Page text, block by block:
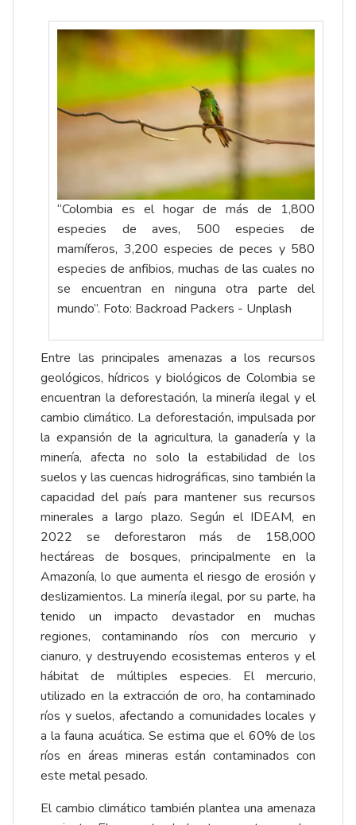
“Colombia es el hogar de más de 1,800
especies de aves, 500 especies de
mamíferos, 3,200 especies de peces y 580
especies de anfibios, muchas de las cuales no
se encuentran en ninguna otra parte del
mundo”. Foto: Backroad Packers - Unplash
Entre las principales amenazas a los recursos
geológicos, hídricos y biológicos de Colombia se
encuentran la deforestación, la minería ilegal y el
cambio climático. La deforestación, impulsada por
la expansión de la agricultura, la ganadería y la
minería, afecta no solo la estabilidad de los
suelos y las cuencas hidrográficas, sino también la
capacidad del país para mantener sus recursos
minerales a largo plazo. Según el IDEAM, en
2022 se deforestaron más de 158,000
hectáreas de bosques, principalmente en la
Amazonía, lo que aumenta el riesgo de erosión y
deslizamientos. La minería ilegal, por su parte, ha
tenido un impacto devastador en muchas
regiones, contaminando ríos con mercurio y
cianuro, y destruyendo ecosistemas enteros y el
hábitat de múltiples especies. El mercurio,
utilizado en la extracción de oro, ha contaminado
ríos y suelos, afectando a comunidades locales y
a la fauna acuática. Se estima que el 60% de los
ríos en áreas mineras están contaminados con
este metal pesado.
El cambio climático también plantea una amenaza